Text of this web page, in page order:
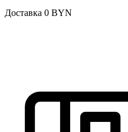
Доставка 0 BYN